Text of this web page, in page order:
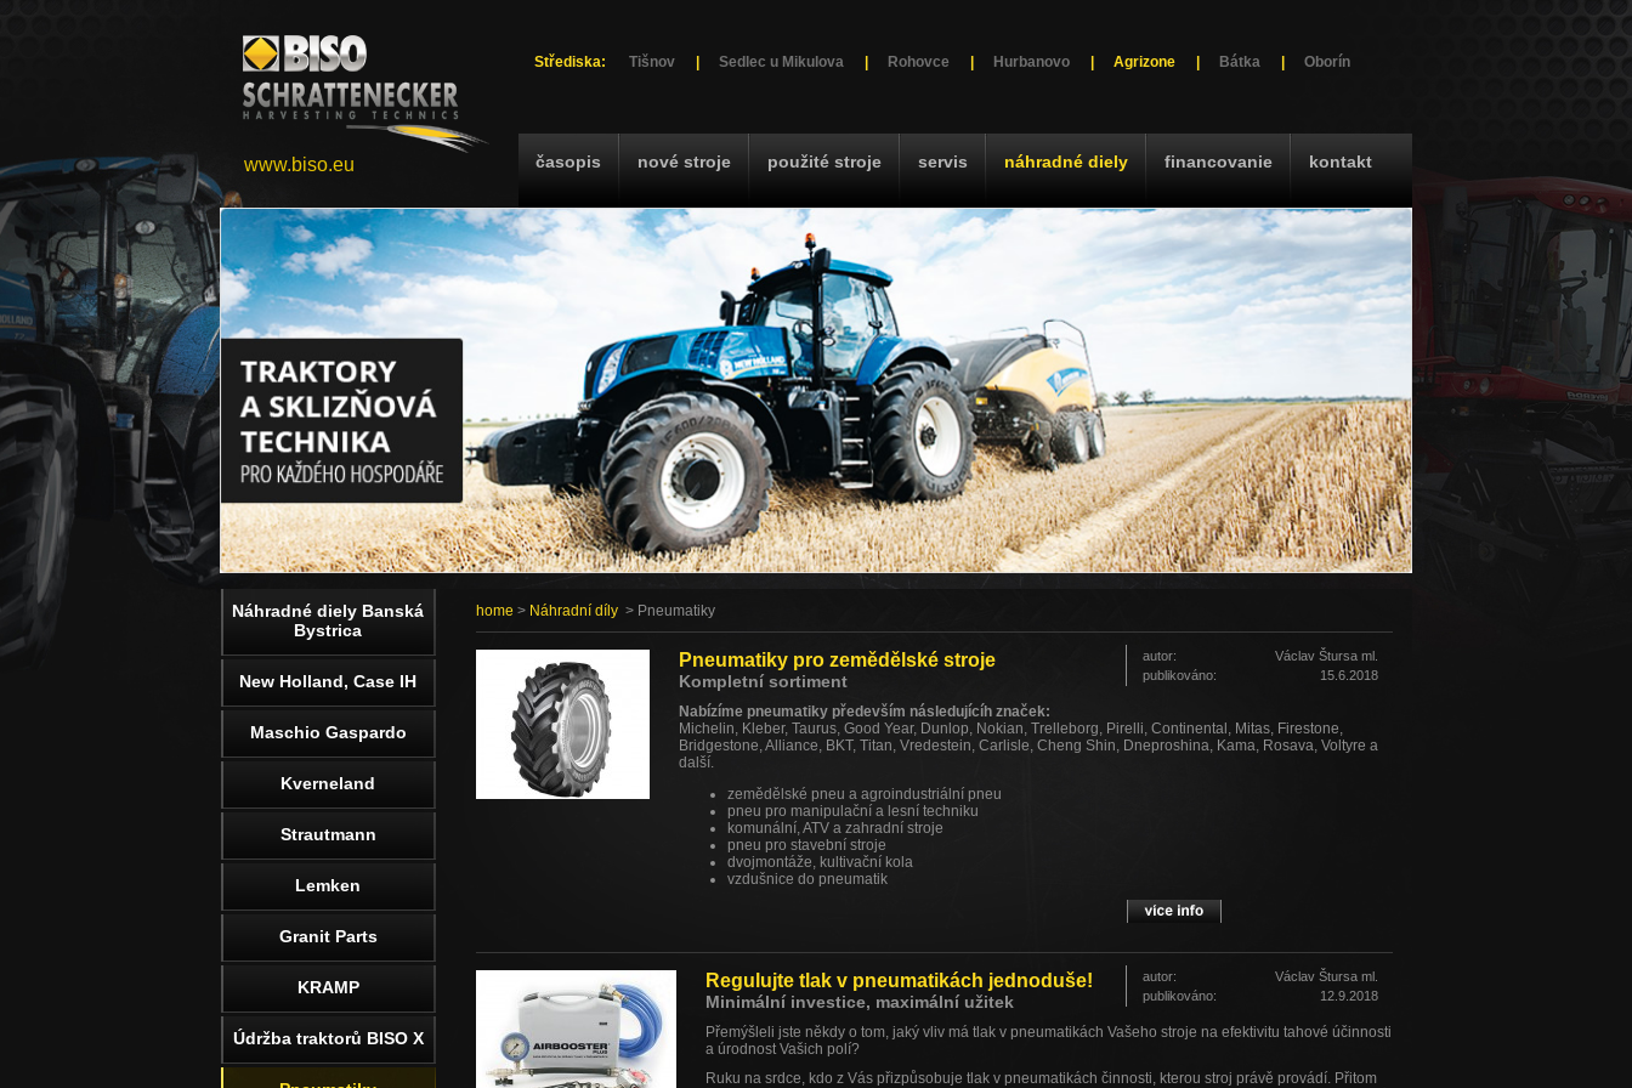
Střediska: Tišnov Sedlec u Mikulova Rohovce Hurbanovo Agrizone Bátka Oborín
časopis nové stroje použité stroje servis náhradné diely financovanie kontakt
www.biso.eu
home > Náhradní díly > Pneumatiky
autor:
Václav Štursa ml.
publikováno:
15.6.2018
Pneumatiky pro zemědělské stroje
Kompletní sortiment
Nabízíme pneumatiky především následujícíh značek:
Michelin, Kleber, Taurus, Good Year, Dunlop, Nokian, Trelleborg, Pirelli, Continental, Mitas, Firestone,
Bridgestone, Alliance, BKT, Titan, Vredestein, Carlisle, Cheng Shin, Dneproshina, Kama, Rosava, Voltyre a
další.
zemědělské pneu a agroindustriální pneu
pneu pro manipulační a lesní techniku
komunální, ATV a zahradní stroje
pneu pro stavební stroje
dvojmontáže, kultivační kola
vzdušnice do pneumatik
disky kol
poradenství v oblasti pneumatik
V rámci našich obchodních partnerů máme možnost odebírat pneumatiky z několikaskladů v CZ a SKnebo
urgentně importovat zzahraničí.
Samozřejmostí je zajištění logistiky
autor:
Václav Štursa ml.
publikováno:
12.9.2018
Regulujte tlak v pneumatikách jednoduše!
Minimální investice, maximální užitek
Přemýšleli jste někdy o tom, jaký vliv má tlak v pneumatikách Vašeho stroje na efektivitu tahové účinnosti
a úrodnost Vašich polí?
Ruku na srdce, kdo z Vás přizpůsobuje tlak v pneumatikách činnosti, kterou stroj právě provádí. Přitom
Náhradné diely Banská
Bystrica
New Holland, Case IH
Maschio Gaspardo
Kverneland
Strautmann
Lemken
Granit Parts
KRAMP
Údržba traktorů BISO X